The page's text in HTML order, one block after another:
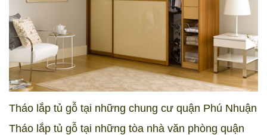
Tháo lắp tủ gỗ tại những chung cư quận Phú Nhuận
Tháo lắp tủ gỗ tại những tòa nhà văn phòng quận